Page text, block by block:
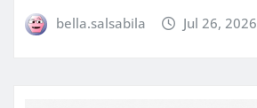
bella.salsabila Jul 26, 2026